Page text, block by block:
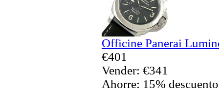
Officine Panerai
€401
Vender: €341
Ahorre: 15% descuento